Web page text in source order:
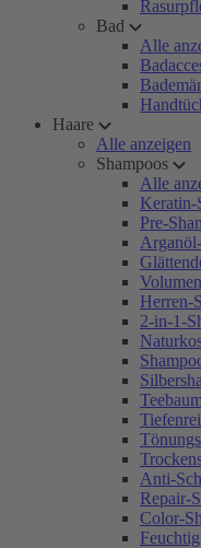
Bad
Alle
Haare
Alle anzeigen
Shampoos
Alle
Keratin-
Pre-
Herren-
2-in-1-
Anti-
Repair-
Color-